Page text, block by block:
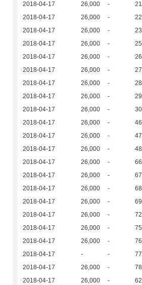
2018-04-17
26,000 -
2018-04-17
26,000 -
2018-04-17
26,000 -
2018-04-17
26,000 -
2018-04-17
26,000 -
2018-04-17
26,000 -
2018-04-17
26,000 -
2018-04-17
26,000 -
2018-04-17
26,000 -
2018-04-17
26,000 -
2018-04-17
26,000 -
2018-04-17
26,000 -
2018-04-17
26,000 -
2018-04-17
26,000 -
2018-04-17
26,000 -
2018-04-17
26,000 -
2018-04-17
26,000 -
2018-04-17
26,000 -
2018-04-17
26,000 -
2018-04-17
- -
2018-04-17
26,000 -
2018-04-17
26,000 -